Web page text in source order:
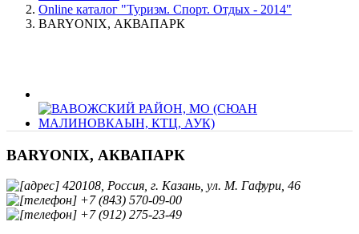
Online каталог "Туризм. Спорт. Отдых - 2014"
BARYONIX, АКВАПАРК
BARYONIX, АКВАПАРК
420108, Россия, г. Казань, ул. М. Гафури, 46
+7 (843) 570-09-00
+7 (912) 275-23-49